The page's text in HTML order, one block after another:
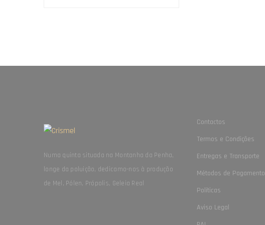
Numa quinta situada na Montanha da Penha,
longe da poluição, dedicamo-nos à produção
de Mel, Pólen, Própolis, Geleia Real
Contactos
Termos e Condições
Entregas e Transporte
Métodos de Pagamento
Políticas
Aviso Legal